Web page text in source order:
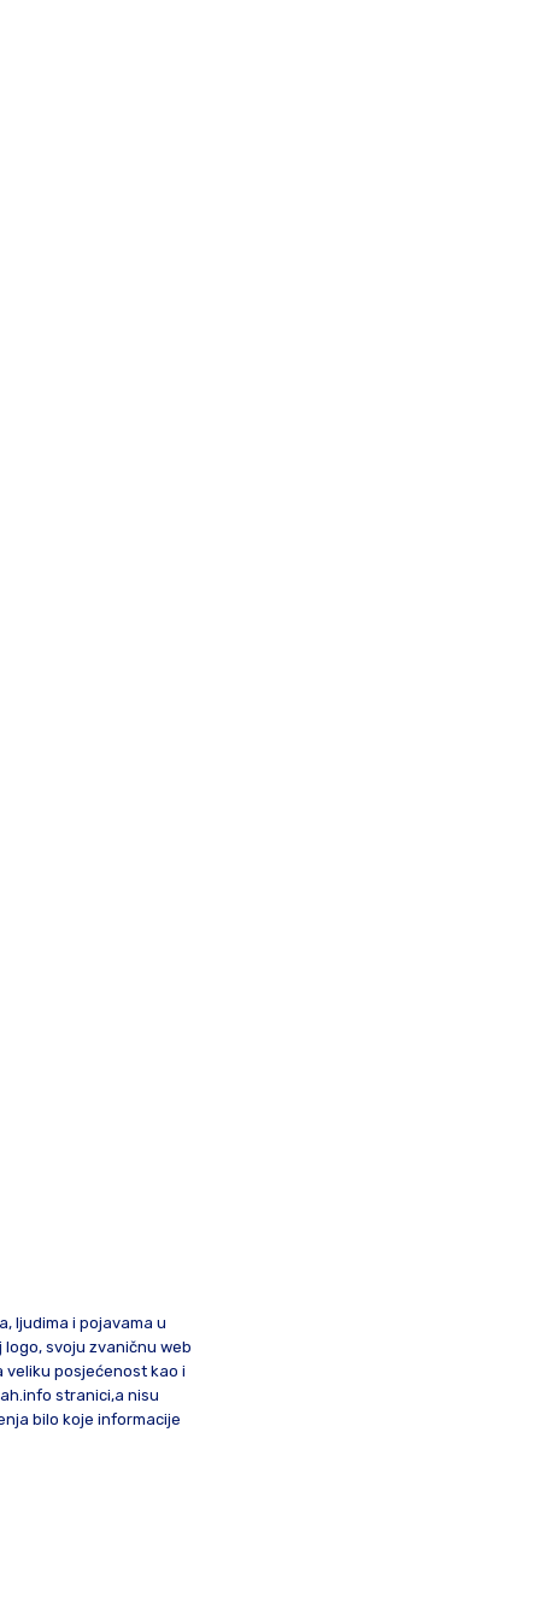
ljudima i pojavama u
svoju zvaničnu web
veliku posjećenost kao i
stranici,a nisu
bilo koje informacije